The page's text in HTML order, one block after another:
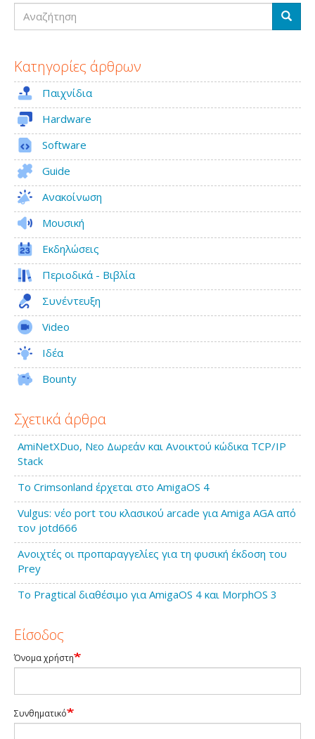
Αναζήτηση
Κατηγορίες άρθρων
Παιχνίδια
Hardware
Software
Guide
Ανακοίνωση
Μουσική
Εκδηλώσεις
Περιοδικά - Βιβλία
Συνέντευξη
Video
Ιδέα
Bounty
Σχετικά άρθρα
AmiNetXDuo, Νεο Δωρεάν και Ανοικτού κώδικα TCP/IP
Stack
Το Crimsonland έρχεται στο AmigaOS 4
Vulgus: νέο port του κλασικού arcade για Amiga AGA από
τον jotd666
Ανοιχτές οι προπαραγγελίες για τη φυσική έκδοση του
Prey
Το Pragtical διαθέσιμο για AmigaOS 4 και MorphOS 3
Είσοδος
Όνομα χρήστη
Συνθηματικό